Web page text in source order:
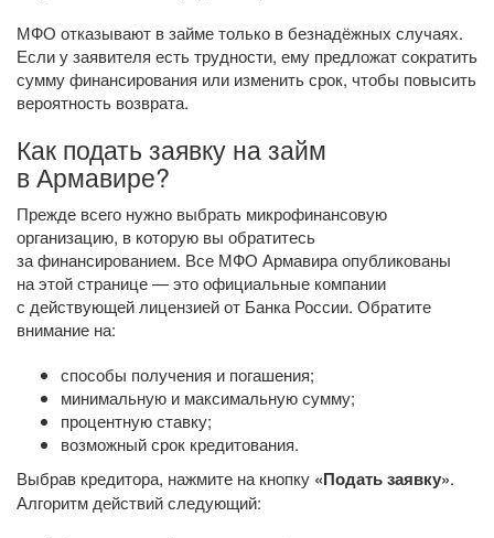
МФО отказывают в займе только в безнадёжных случаях.
Если у заявителя есть трудности, ему предложат сократить
сумму финансирования или изменить срок, чтобы повысить
вероятность возврата.
Как подать заявку на займ
в Армавире?
Прежде всего нужно выбрать микрофинансовую
организацию, в которую вы обратитесь
за финансированием. Все МФО Армавира опубликованы
на этой странице — это официальные компании
с действующей лицензией от Банка России. Обратите
внимание на:
способы получения и погашения;
минимальную и максимальную сумму;
процентную ставку;
возможный срок кредитования.
Выбрав кредитора, нажмите на кнопку «Подать заявку».
Алгоритм действий следующий: